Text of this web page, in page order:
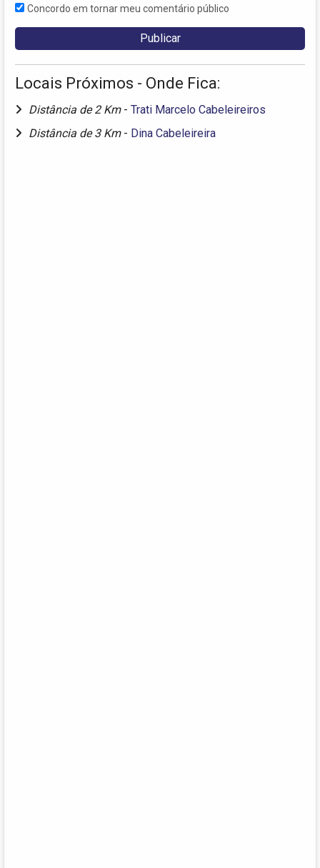
Concordo em tornar meu comentário público
Locais Próximos - Onde Fica:
Distância de 2 Km - Trati Marcelo Cabeleireiros
Distância de 3 Km - Dina Cabeleireira